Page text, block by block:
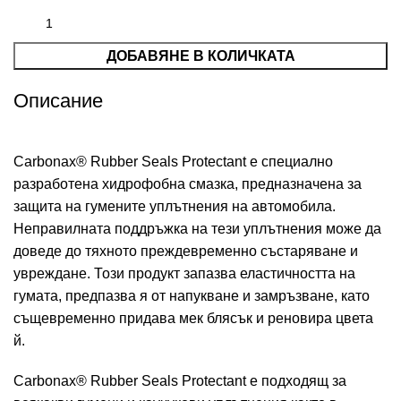
ДОБАВЯНЕ В КОЛИЧКАТА
Описание
Carbonax® Rubber Seals Protectant е специално
разработена хидрофобна смазка, предназначена за
защита на гумените уплътнения на автомобила.
Неправилната поддръжка на тези уплътнения може да
доведе до тяхното преждевременно състаряване и
увреждане. Този продукт запазва еластичността на
гумата, предпазва я от напукване и замръзване, като
същевременно придава мек блясък и реновира цвета
й.
Carbonax® Rubber Seals Protectant е подходящ за